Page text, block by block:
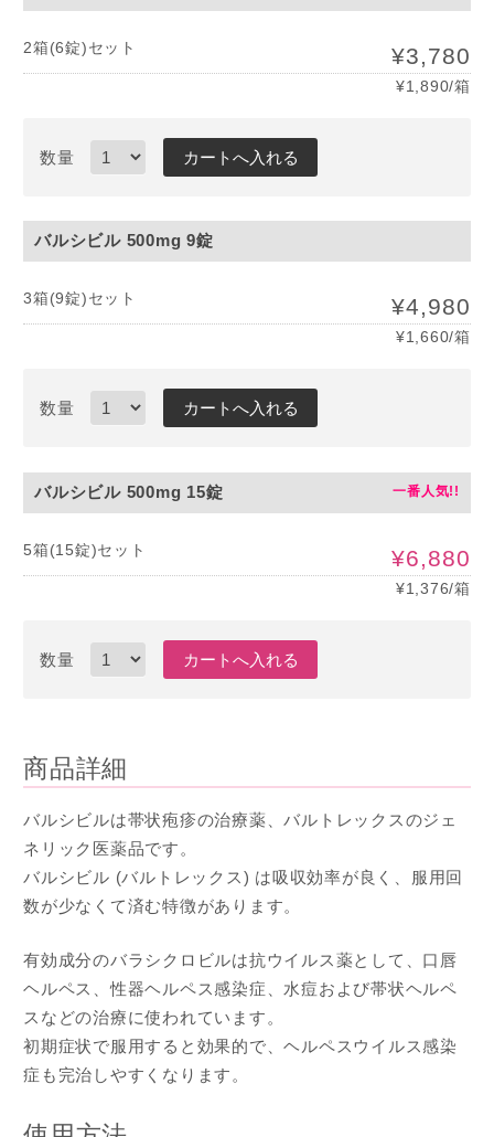
2箱(6錠)セット ¥3,780
¥1,890/箱
数量
バルシビル 500mg 9錠
3箱(9錠)セット ¥4,980
¥1,660/箱
数量
バルシビル 500mg 15錠
5箱(15錠)セット ¥6,880
¥1,376/箱
数量
商品詳細
バルシビルは帯状疱疹の治療薬、バルトレックスのジェ
ネリック医薬品です。
バルシビル (バルトレックス) は吸収効率が良く、服用回
数が少なくて済む特徴があります。
有効成分のバラシクロビルは抗ウイルス薬として、口唇
ヘルペス、性器ヘルペス感染症、水痘および帯状ヘルペ
スなどの治療に使われています。
初期症状で服用すると効果的で、ヘルペスウイルス感染
症も完治しやすくなります。